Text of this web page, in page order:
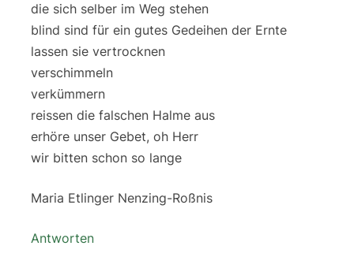
die sich selber im Weg stehen
blind sind für ein gutes Gedeihen der Ernte
lassen sie vertrocknen
verschimmeln
verkümmern
reissen die falschen Halme aus
erhöre unser Gebet, oh Herr
wir bitten schon so lange
Maria Etlinger Nenzing-Roßnis
Antworten